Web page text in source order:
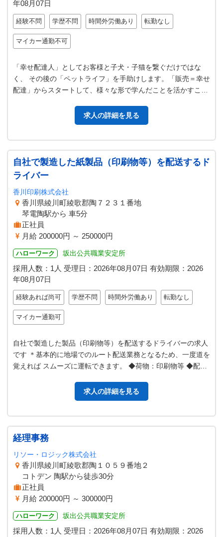
年08月07日
経験不問 学歴不問 時間外労働あり 転勤なし
マイカー通勤不可
「幸せ配達人」としてお客様と子犬・子猫を繋ぐだけではな
く、 その後の「ペットライフ」を手助けします。「販売＝幸せ
配達」からスタートして、様々な形で学んだことを活かすこと
求人の詳細を見る
自社で製造した紙製品（印刷物等）を配送するド
ライバー
香川印刷株式会社
香川県綾川町綾歌郡陶７２３１番地
琴電陶駅から 車5分
正社員
月給 200000円 ～ 250000円
ハローワーク 坂出公共職業安定所
採用人数：1人 受理日： 2026年08月07日 有効期限： 2026
年08月07日
経験あれば尚可 学歴不問 時間外労働あり 転勤なし
マイカー通勤可
自社で製造した製品（印刷物等）を配送するドライバーの求人
です ＊基本的に地場でのルート配送業務となるため、一度道を
覚えれば スムーズに運転できます。 ◆荷物：印刷物等 ◆配送
求人の詳細を見る
経理事務
リソー・ロジック株式会社
香川県綾川町綾歌郡陶１０５９番地２
コトデン 陶駅から徒歩30分
正社員
月給 200000円 ～ 300000円
ハローワーク 坂出公共職業安定所
採用人数：1人 受理日： 2026年08月07日 有効期限： 2026